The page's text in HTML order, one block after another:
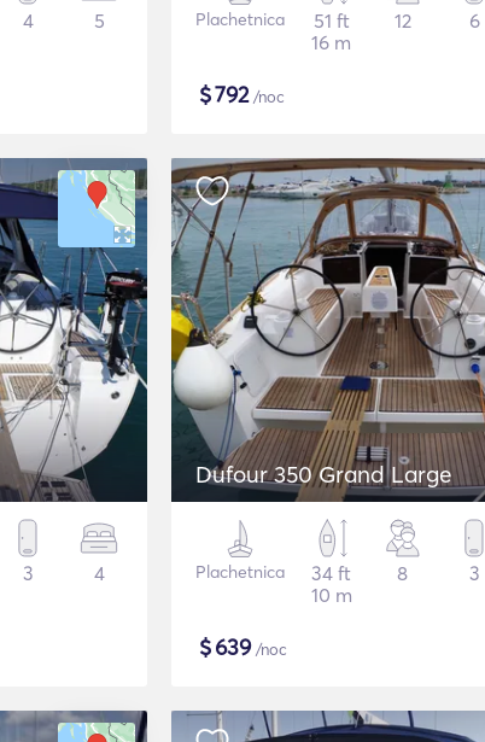
4 5 Plachetnica
51 ft
16 m
12 6
$792/noc
3 4
Dufour 350 Grand Large
Plachetnica
34 ft
10 m
8 3
$639/noc